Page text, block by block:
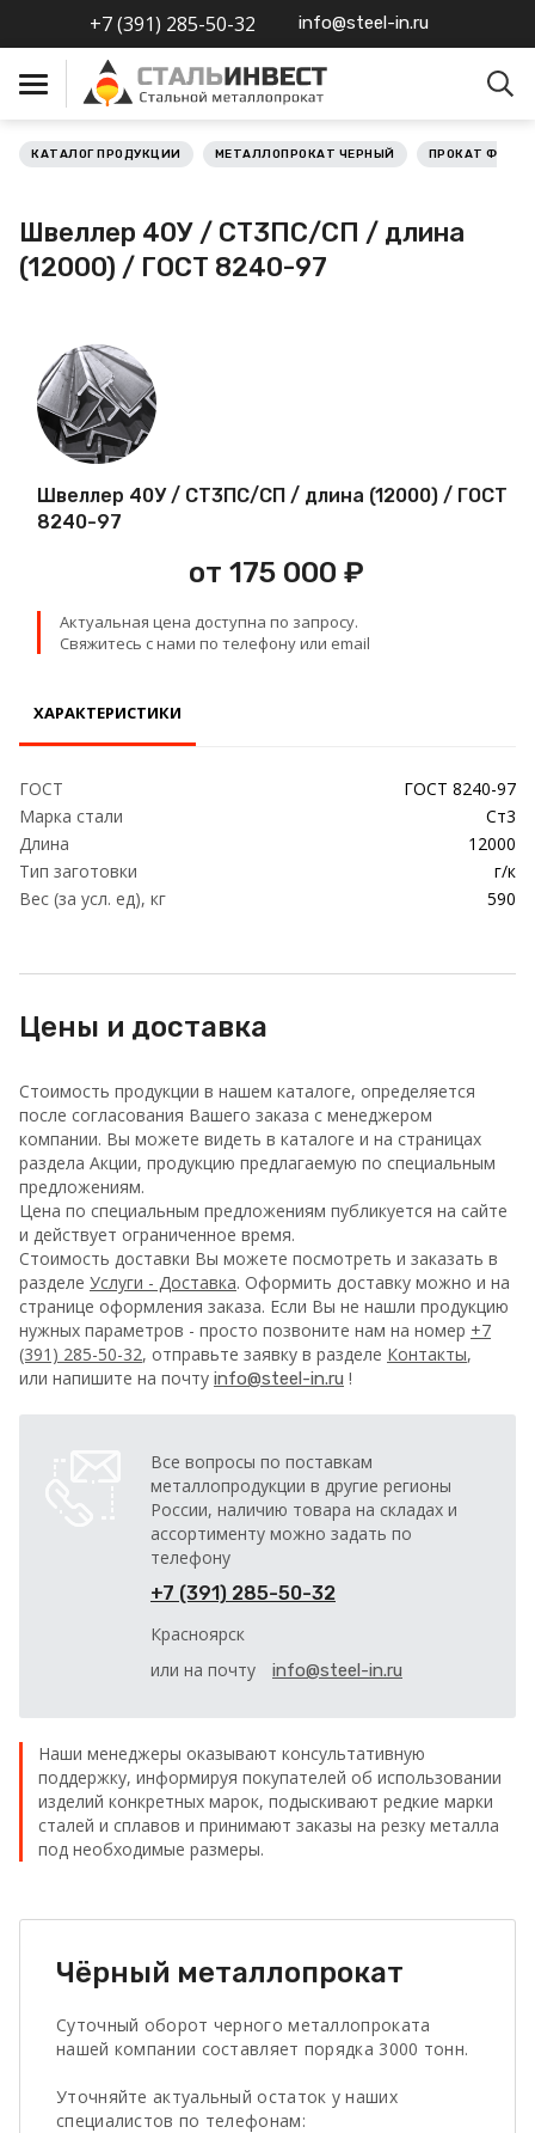
+7 (391) 285-50-32 info@steel-in.ru
Металлопрокат
нержавеющий
Металлопрокат
калиброванный
Детали трубопровода
КАТАЛОГ ПРОДУКЦИИ МЕТАЛЛОПРОКАТ ЧЕРНЫЙ ПРОКАТ
Швеллер 40У / СТ3ПС/СП / длина
(12000) / ГОСТ 8240-97
Швеллер 40У / СТ3ПС/СП / длина (12000) / ГОСТ
8240-97
от 175 000 ₽
Актуальная цена доступна по запросу.
Свяжитесь с нами по телефону или email
ХАРАКТЕРИСТИКИ
ГОСТ
ГОСТ 8240-97
Марка стали
Ст3
Длина
12000
Тип заготовки
г/к
Вес (за усл. ед), кг
590
Цены и доставка
Стоимость продукции в нашем каталоге, определяется
после согласования Вашего заказа с менеджером
компании. Вы можете видеть в каталоге и на страницах
раздела Акции, продукцию предлагаемую по специальным
предложениям.
Цена по специальным предложениям публикуется на сайте
и действует ограниченное время.
Стоимость доставки Вы можете посмотреть и заказать в
разделе Услуги - Доставка. Оформить доставку можно и на
странице оформления заказа. Если Вы не нашли продукцию
нужных параметров - просто позвоните нам на номер +7
(391) 285-50-32, отправьте заявку в разделе Контакты,
или напишите на почту info@steel-in.ru !
Все вопросы по поставкам
металлопродукции в другие регионы
России, наличию товара на складах и
ассортименту можно задать по
телефону
+7 (391) 285-50-32
Красноярск
или на почту
info@steel-in.ru
Наши менеджеры оказывают консультативную
поддержку, информируя покупателей об использовании
изделий конкретных марок, подыскивают редкие марки
сталей и сплавов и принимают заказы на резку металла
под необходимые размеры.
Чёрный металлопрокат
Суточный оборот черного металлопроката
нашей компании составляет порядка 3000 тонн.
Уточняйте актуальный остаток у наших
специалистов по телефонам: